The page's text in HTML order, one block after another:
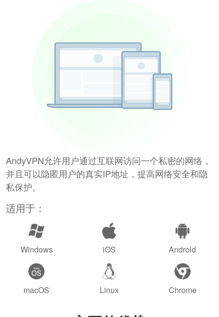
AndyVPN允许用户通过互联网访问一个私密的网络，
并且可以隐匿用户的真实IP地址，提高网络安全和隐
私保护。
适用于：
Windows iOS Android
macOS Linux Chrome